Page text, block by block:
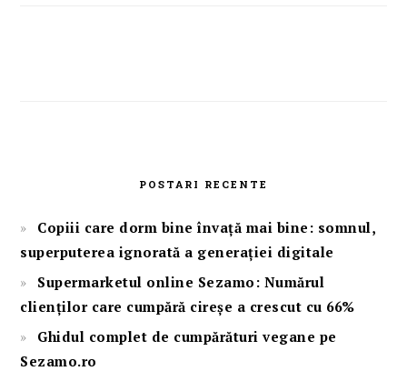
POSTARI RECENTE
Copiii care dorm bine învață mai bine: somnul,
superputerea ignorată a generației digitale
Supermarketul online Sezamo: Numărul
clienților care cumpără cireșe a crescut cu 66%
Ghidul complet de cumpărături vegane pe
Sezamo.ro